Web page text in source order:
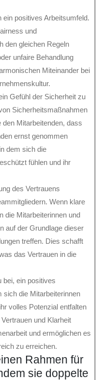
ein positives Arbeitsumfeld.
und
den gleichen Regeln
unfaire Behandlung
Miteinander bei
Gefühl der Sicherheit zu
Sicherheitsmaßnahmen
Mitarbeitenden, dass
ernst genommen
dem sich die
fühlen und ihr
des Vertrauens
Wenn klare
die Mitarbeiterinnen und
auf der Grundlage dieser
treffen. Dies schafft
das Vertrauen in die
bei, ein positives
sich die Mitarbeiterinnen
volles Potenzial entfalten
und Klarheit
und ermöglichen es
zu erreichen.
Rahmen für
sie doppelte